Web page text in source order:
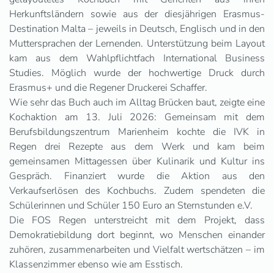
Herkunftsländern sowie aus der diesjährigen Erasmus-
Destination Malta – jeweils in Deutsch, Englisch und in den
Muttersprachen der Lernenden. Unterstützung beim Layout
kam aus dem Wahlpflichtfach International Business
Studies. Möglich wurde der hochwertige Druck durch
Erasmus+ und die Regener Druckerei Schaffer.
Wie sehr das Buch auch im Alltag Brücken baut, zeigte eine
Kochaktion am 13. Juli 2026: Gemeinsam mit dem
Berufsbildungszentrum Marienheim kochte die IVK in
Regen drei Rezepte aus dem Werk und kam beim
gemeinsamen Mittagessen über Kulinarik und Kultur ins
Gespräch. Finanziert wurde die Aktion aus den
Verkaufserlösen des Kochbuchs. Zudem spendeten die
Schülerinnen und Schüler 150 Euro an Sternstunden e.V.
Die FOS Regen unterstreicht mit dem Projekt, dass
Demokratiebildung dort beginnt, wo Menschen einander
zuhören, zusammenarbeiten und Vielfalt wertschätzen – im
Klassenzimmer ebenso wie am Esstisch.